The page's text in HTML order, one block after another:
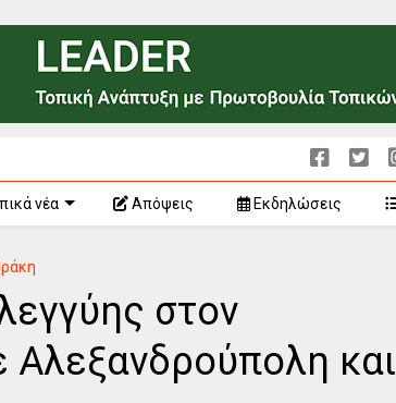
νέα Απόψεις Εκδηλώσεις
στον
Αλεξανδρούπολη και